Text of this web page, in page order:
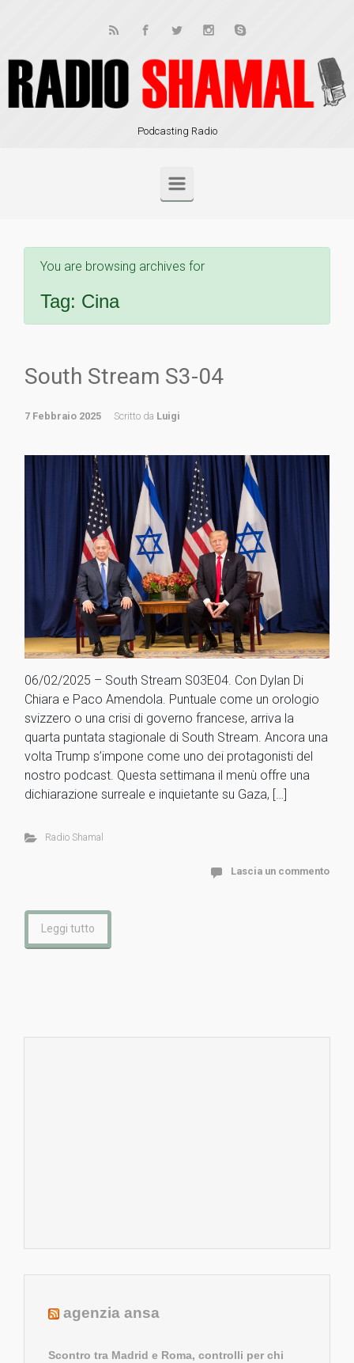
Podcasting Radio
You are browsing archives for
Tag: Cina
South Stream S3-04
7 Febbraio 2025 Scritto da Luigi
06/02/2025 – South Stream S03E04. Con Dylan Di
Chiara e Paco Amendola. Puntuale come un orologio
svizzero o una crisi di governo francese, arriva la
quarta puntata stagionale di South Stream. Ancora una
volta Trump s’impone come uno dei protagonisti del
nostro podcast. Questa settimana il menù offre una
dichiarazione surreale e inquietante su Gaza, […]
Radio Shamal
Lascia un commento
Leggi tutto
agenzia ansa
Scontro tra Madrid e Roma, controlli per chi